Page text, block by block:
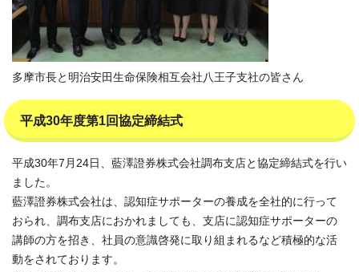
多摩市長と明治安田生命保険相互会社八王子支社の皆さん
平成30年度第1回協定締結式
平成30年7月24日、藍澤證券株式会社調布支店と協定締結式を行い
ました。
藍澤證券株式会社は、認知症サポーターの養成を全社的に行って
おられ、調布支店におかれましても、支店に認知症サポーターの
講師の方を招き、社員の意識啓発に取り組まれるなど積極的な活
動をされております。